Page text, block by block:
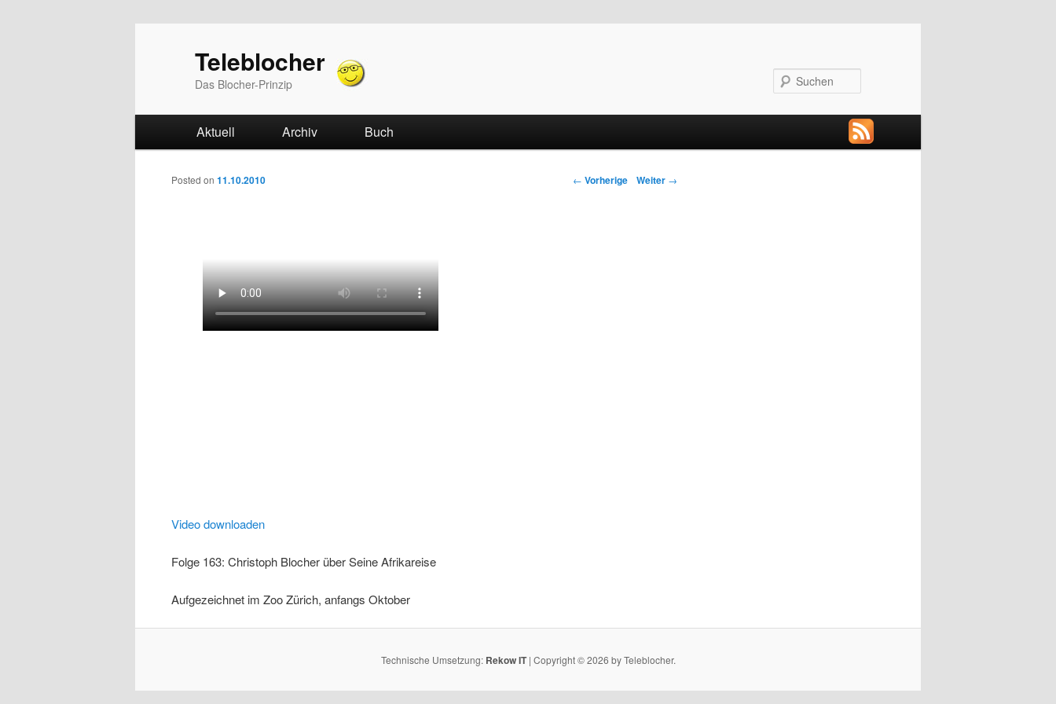
Teleblocher
Das Blocher-Prinzip
Zum Inhalt wechseln
Zum sekundären Inhalt wechseln
Aktuell Archiv Buch
Beitrags-Navigation ← Vorherige Weiter →
Video downloaden
Folge 163: Christoph Blocher über Seine Afrikareise
Aufgezeichnet im Zoo Zürich, anfangs Oktober
Posted on 11.10.2010
Technische Umsetzung: Rekow IT| Copyright © 2026 by Teleblocher.